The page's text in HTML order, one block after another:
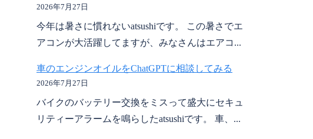
2026年7月27日
今年は暑さに慣れないatsushiです。 この暑さでエ
アコンが大活躍してますが、みなさんはエアコ...
車のエンジンオイルをChatGPTに相談してみる
2026年7月27日
バイクのバッテリー交換をミスって盛大にセキュ
リティーアラームを鳴らしたatsushiです。 車、...